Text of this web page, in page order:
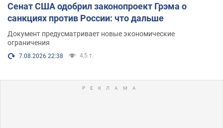
Сенат США одобрил законопроект Грэма о
санкциях против России: что дальше
Документ предусматривает новые экономические
ограничения
7.08.2026 22:38 4,5 т.